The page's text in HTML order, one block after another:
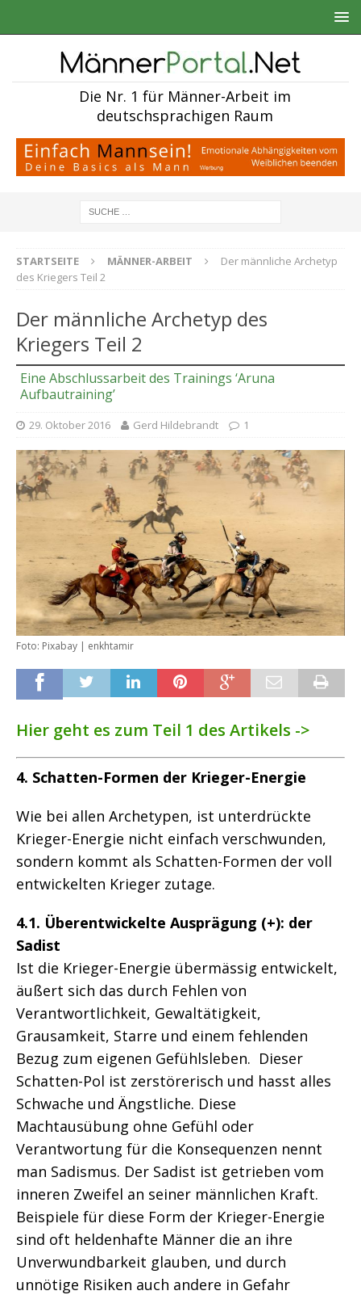
Die Nr. 1 für Männer-Arbeit im
deutschsprachigen Raum
STARTSEITE MÄNNER-ARBEIT
Der männliche Archetyp
des Kriegers Teil 2
Der männliche Archetyp des
Kriegers Teil 2
Eine Abschlussarbeit des Trainings ‘Aruna
Aufbautraining’
29. Oktober 2016 Gerd Hildebrandt 1
Foto: Pixabay | enkhtamir
Hier geht es zum Teil 1 des Artikels ->
4. Schatten-Formen der Krieger-Energie
Wie bei allen Archetypen, ist unterdrückte
Krieger-Energie nicht einfach verschwunden,
sondern kommt als Schatten-Formen der voll
entwickelten Krieger zutage.
4.1. Überentwickelte Ausprägung (+): der
Sadist
Ist die Krieger-Energie übermässig entwickelt,
äußert sich das durch Fehlen von
Verantwortlichkeit, Gewaltätigkeit,
Grausamkeit, Starre und einem fehlenden
Bezug zum eigenen Gefühlsleben. Dieser
Schatten-Pol ist zerstörerisch und hasst alles
Schwache und Ängstliche. Diese
Machtausübung ohne Gefühl oder
Verantwortung für die Konsequenzen nennt
man Sadismus. Der Sadist ist getrieben vom
inneren Zweifel an seiner männlichen Kraft.
Beispiele für diese Form der Krieger-Energie
sind oft heldenhafte Männer die an ihre
Unverwundbarkeit glauben, und durch
unnötige Risiken auch andere in Gefahr